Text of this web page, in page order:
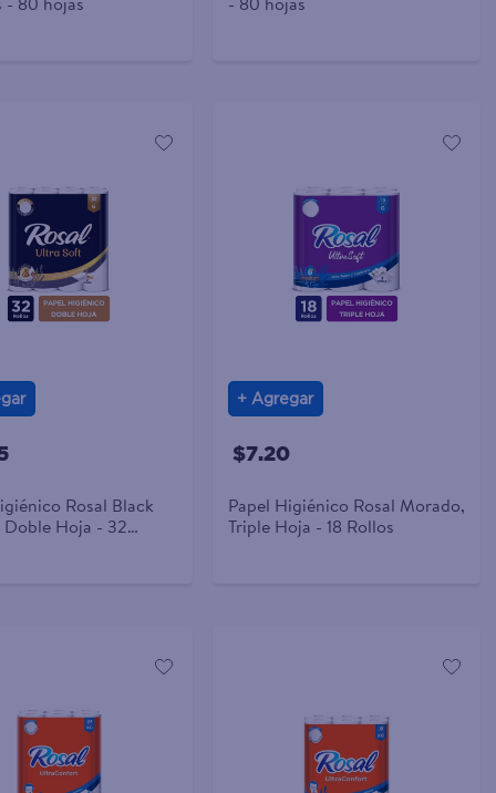
Rosal Black
Hoja - 32
Agregar
$7.20
Papel Higiénico Rosal Morado,
Triple Hoja - 18 Rollos